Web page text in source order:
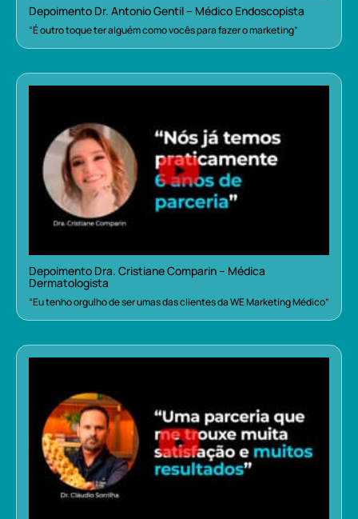
Depoimento Dr. Antonio Gentil – Médico Endoscopista
“É outro toque ter alguém como vocês para fazer o marketing”
Depoimento Dra. Cristiane Comparin – Médica
Dermatologista
“Eu tenho orgulho de ser umas das clientes da WE Marketing Médico”